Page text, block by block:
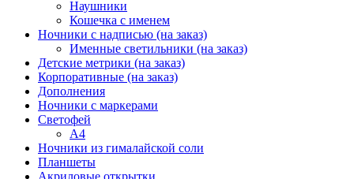
Наушники
Кошечка с именем
Ночники с надписью (на заказ)
Именные светильники (на заказ)
Детские метрики (на заказ)
Корпоративные (на заказ)
Дополнения
Ночники с маркерами
Светофей
А4
Ночники из гималайской соли
Планшеты
Акриловые открытки